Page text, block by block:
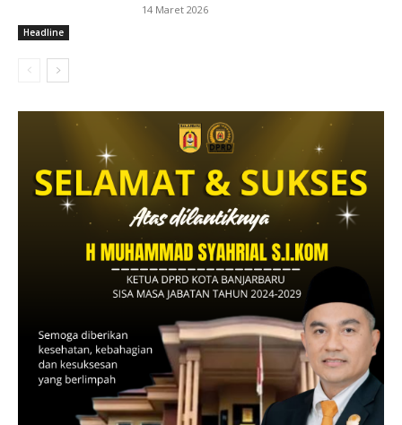
Headline
14 Maret 2026